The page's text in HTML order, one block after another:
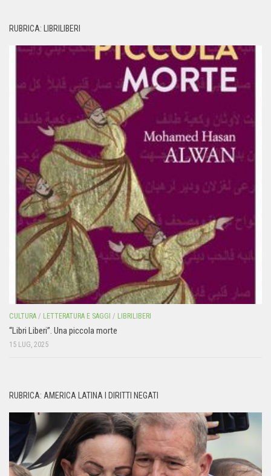
RUBRICA: LIBRILIBERI
CULTURA / LETTERATURA E SAGGI / LIBRILIBERI
“Libri Liberi”. Una piccola morte
15 LUG, 2025
RUBRICA: AMERICA LATINA I DIRITTI NEGATI